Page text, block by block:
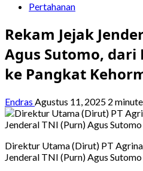
Pertahanan
Rekam Jejak
Agus Sutomo, dari
ke Pangkat
Endras Agustus 11, 2025 2
Direktur Utama (Dirut) PT
Jenderal TNI (Purn) Agus